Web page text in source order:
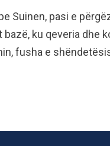
Suinen, pasi e
ku qeveria dhe
fusha e